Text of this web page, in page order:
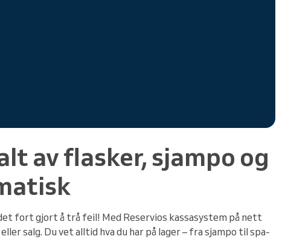
av flasker, sjampo og
fort gjort å trå feil! Med Reservios kassasystem på nett
salg. Du vet alltid hva du har på lager – fra sjampo til spa-